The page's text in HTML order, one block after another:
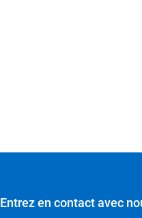
Entrez en contact avec